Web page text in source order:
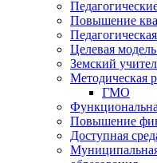
Повышение
Целевая
Земский
Методическая
ГМО
Повышение
Доступная